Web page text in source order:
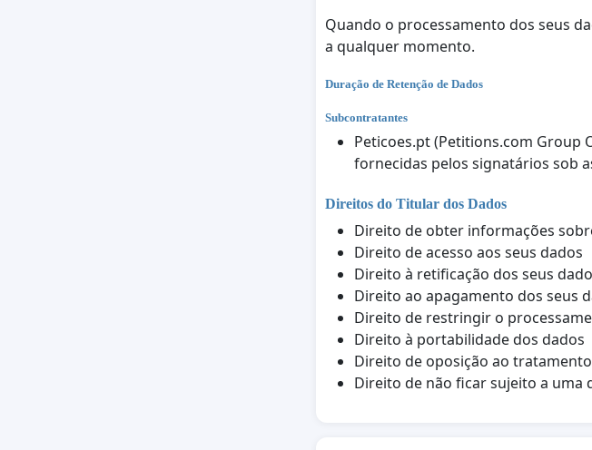
Quando o processamento dos seus
a qualquer momento.
Duração de Retenção de Dados
Subcontratantes
Peticoes.pt (Petitions.com Group
fornecidas pelos signatários sob
Direitos do Titular dos Dados
Direito de obter informações
Direito de acesso aos seus dados
Direito à retificação dos seus
Direito ao apagamento dos seus
Direito de restringir o
Direito à portabilidade dos dados
Direito de oposição ao
Direito de não ficar sujeito a uma